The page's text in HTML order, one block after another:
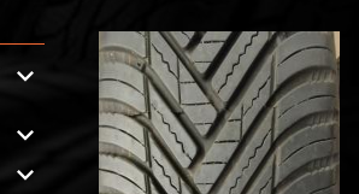
expand_more
expand_more
expand_more